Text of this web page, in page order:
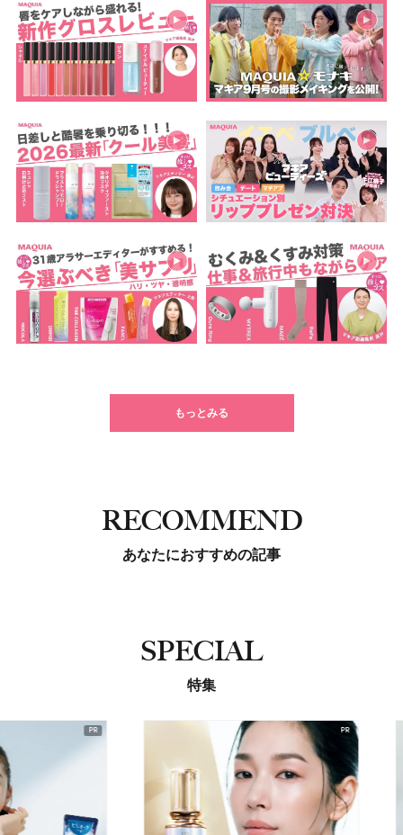
もっとみる
RECOMMEND
あなたにおすすめの記事
SPECIAL
特集